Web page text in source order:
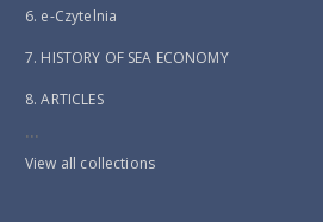
6. e-Czytelnia
7. HISTORY OF SEA ECONOMY
8. ARTICLES
...
View all collections